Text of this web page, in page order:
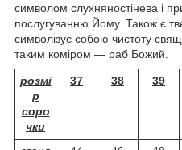
символом слухняностінева і
послугуванню Йому. Також є
символізує собою чистоту
таким коміром — раб Божий.
розмі
р
соро
чки
37 38 39